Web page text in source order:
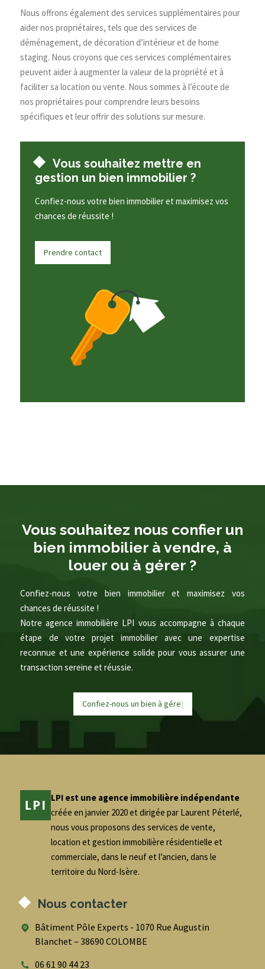
Nous offrons également des services supplémentaires pour
aider nos propriétaires, tels que des services de
déménagement, de décoration d’intérieur et de home
staging. Nous croyons que ces services complémentaires
peuvent aider à augmenter la valeur de la propriété et à
faciliter sa location ou vente. Nous sommes à l’écoute de
nos propriétaires pour comprendre leurs besoins
spécifiques et leur offrir des solutions sur mesure.
Vous souhaitez mettre en
gestion un bien immobilier ?
Confiez-nous votre bien immobilier et maximisez vos
chances de réussite !
Prendre contact
Vous souhaitez nous confier un
bien immobilier à vendre, à
louer ou à gérer ?
Confiez-nous votre bien immobilier et maximisez vos
chances de réussite !
Notre agence immobilière LPI vous accompagne à chaque
étape de votre projet immobilier avec une expertise
reconnue et une expérience solide pour vous assurer une
transaction sereine et réussie.
Confiez-nous un bien àg|
LPI est une agence immobilière indépendante
créée en janvier 2020 et dirigée par Laurent Péterlé,
nous vous proposons des services de vente,
location et gestion immobilière résidentielle et
commerciale, dans le neuf et l’ancien, dans le
territoire du Nord-Isère.
Nous contacter
Bâtiment Pôle Experts - 1070 Rue Augustin
Blanchet – 38690 COLOMBE
06 61 90 44 23